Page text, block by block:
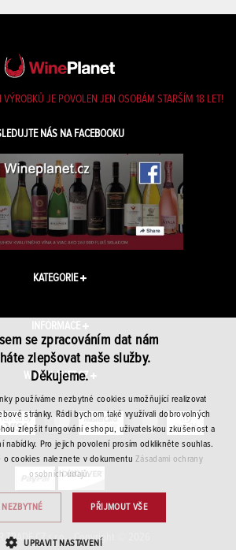
VÝROBKŮ JE POVOLEN JEN OSOBÁM STARŠÍM 18 LET!
NÁS NA FACEBOOKU
KATEGORIE
INFORMACE
WINEPLANET.CZ
TRADE CZ s.r.o. · Copyright © 2026
se zpracováním dat nám
zlepšovat naše služby.
Děkujeme.
používáme nezbytné cookies umožňující realizovat
stránky. Rádi bychom také využívali dobrovolných
zlepšit fungování eshopu, uživatelskou zkušenost a
nabídky. Pro jejich povolení prosím odklikněte souhlas.
o cookies naleznete v dokumentuZásadami ochrany
osobních údajů.
PŘIJMOUT VŠE
NEZBYTNÉ
UPRAVIT NASTAVENÍ